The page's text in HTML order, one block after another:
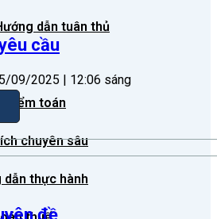
dẫn tuân thủ
kiểm toán
chuyên sâu
dẫn thực hành
cầu
09/2025 | 12:06 sáng
đề